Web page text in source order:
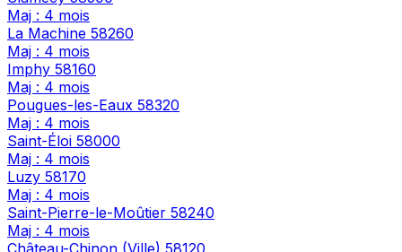
Maj : 4 mois
La Machine 58260
Maj : 4 mois
Imphy 58160
Maj : 4 mois
Pougues-les-Eaux 58320
Maj : 4 mois
Saint-Éloi 58000
Maj : 4 mois
Luzy 58170
Maj : 4 mois
Saint-Pierre-le-Moûtier 58240
Maj : 4 mois
Château-Chinon (Ville) 58120